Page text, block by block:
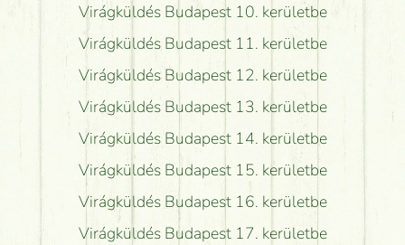
Virágküldés Budapest 10. kerületbe
Virágküldés Budapest 11. kerületbe
Virágküldés Budapest 12. kerületbe
Virágküldés Budapest 13. kerületbe
Virágküldés Budapest 14. kerületbe
Virágküldés Budapest 15. kerületbe
Virágküldés Budapest 16. kerületbe
Virágküldés Budapest 17. kerületbe